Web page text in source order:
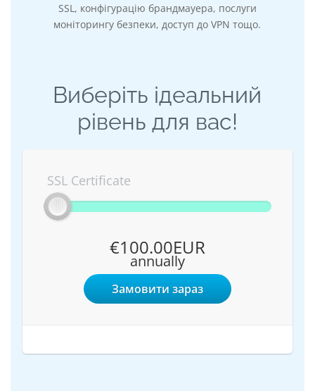
SSL, конфігурацію брандмауера, послуги
моніторингу безпеки, доступ до VPN тощо.
Виберіть ідеальний
рівень для вас!
SSL Certificate
€100.00EUR
annually
Замовити зараз